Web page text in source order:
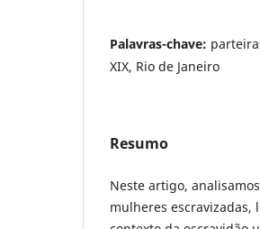
Palavras-chave:
XIX, Rio de Janeiro
Resumo
Neste artigo,
mulheres escravizadas,